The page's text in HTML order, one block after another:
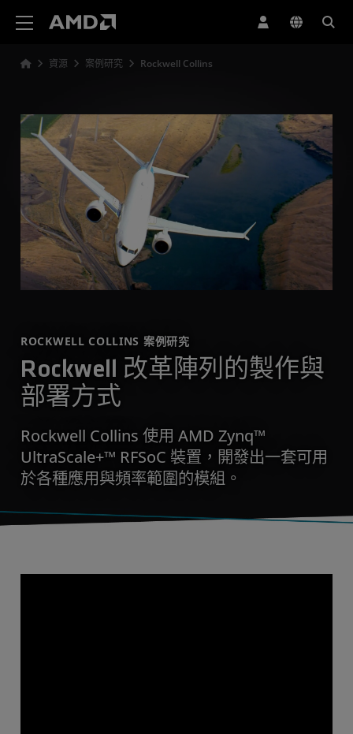
資源 案例研究 Rockwell Collins
ROCKWELL COLLINS 案例研究
Rockwell 改革陣列的製作與
部署方式
Rockwell Collins 使用 AMD Zynq™
UltraScale+™ RFSoC 裝置，開發出一套可用
於各種應用與頻率範圍的模組。